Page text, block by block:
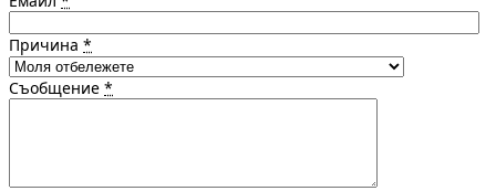
Причина *
Съобщение *